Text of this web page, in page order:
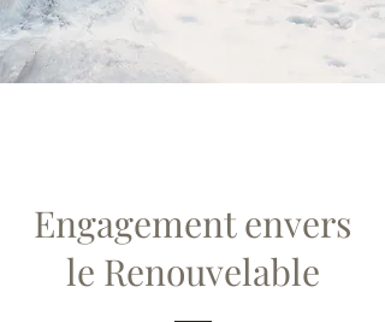
Engagement envers
le Renouvelable